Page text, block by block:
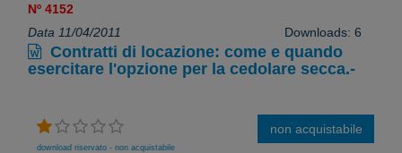
Nº 4152
Data 11/04/2011
Downloads: 6
Contratti di locazione: come e quando
esercitare l'opzione per la cedolare secca.-
download riservato - non acquistabile
non acquistabile